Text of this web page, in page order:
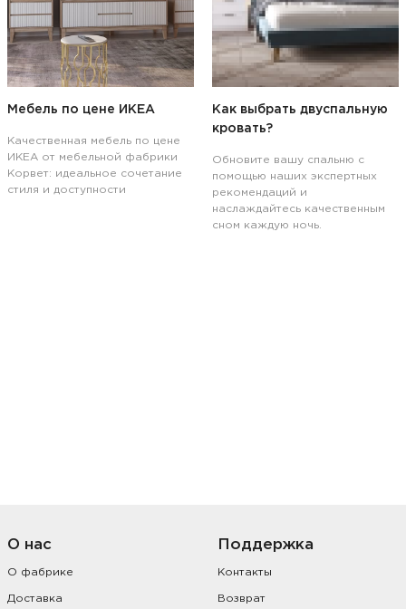
Мебель по цене ИКЕА
Качественная мебель по цене
ИКЕА от мебельной фабрики
Корвет: идеальное сочетание
стиля и доступности
Как выбрать двуспальную
кровать?
Обновите вашу спальню с
помощью наших экспертных
рекомендаций и
наслаждайтесь качественным
сном каждую ночь.
О нас
О фабрике
Доставка
Поддержка
Контакты
Возврат